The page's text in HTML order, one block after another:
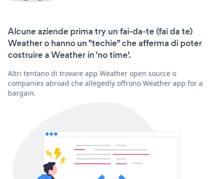
Alcune aziende prima try un fai-da-te (fai da te)
Weather o hanno un "techie" che afferma di poter
costruire a Weather in 'no time'.
Altri tentano di trovare app Weather open source o
companies abroad che allegedly offrono Weather app for a
bargain.